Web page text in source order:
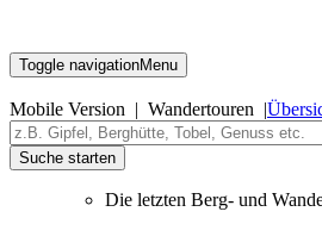
Toggle navigationMenu
Mobile Version | Wandertouren |
Suche starten
Die letzten Berg- und